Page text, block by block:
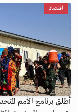
اقتصاد
أطلق برنامج الأمم